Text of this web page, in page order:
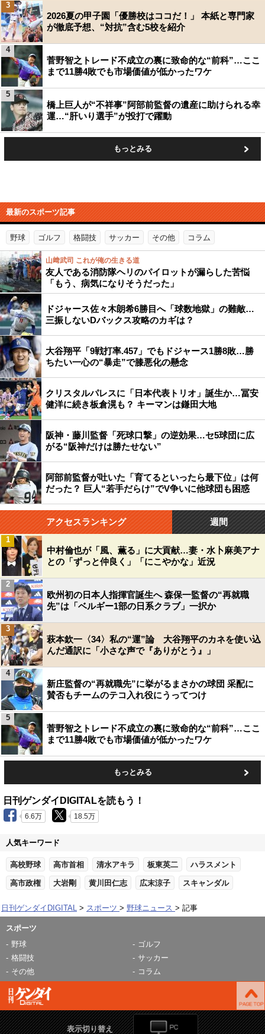
2026夏の甲子園「優勝校はココだ！」 本紙と専門家
が徹底予想、“対抗”含む5校を紹介
3
菅野智之トレード不成立の裏に致命的な“前科”…ここ
まで11勝4敗でも市場価値が低かったワケ
4
橋上巨人が“不祥事”阿部前監督の遺産に助けられる幸
運…“肝いり選手”が投打で躍動
5
もっとみる
最新のスポーツ記事
野球 ゴルフ 格闘技 サッカー その他 コラム
山﨑武司 これが俺の生きる道
友人である消防隊ヘリのパイロットが漏らした苦悩
「もう、病気になりそうだった」
ドジャース佐々木朗希6勝目へ「球数地獄」の難敵…
三振しないDバックス攻略のカギは？
大谷翔平「9戦打率.457」でもドジャース1勝8敗…勝
ちたい一心の“暴走”で膝悪化の懸念
クリスタルパレスに「日本代表トリオ」誕生か…冨安
健洋に続き板倉滉も？ キーマンは鎌田大地
阪神・藤川監督「死球口撃」の逆効果…セ5球団に広
がる“阪神だけは勝たせない”
阿部前監督が吐いた「育てるといったら最下位」は何
だった？ 巨人“若手だらけ”でV争いに他球団も困惑
アクセスランキング 週間
中村倫也が「風、薫る」に大貢献…妻・水卜麻美アナ
との「ずっと仲良く」「にこやかな」近況
1
欧州初の日本人指揮官誕生へ 森保一監督の“再就職
先”は「ベルギー1部の日系クラブ」一択か
2
萩本欽一〈34〉私の“運”論 大谷翔平のカネを使い込
んだ通訳に「小さな声で『ありがとう』」
3
新庄監督の“再就職先”に挙がるまさかの球団 采配に
賛否もチームのテコ入れ役にうってつけ
4
菅野智之トレード不成立の裏に致命的な“前科”…ここ
まで11勝4敗でも市場価値が低かったワケ
5
もっとみる
日刊ゲンダイDIGITALを読もう！
6.6万 18.5万
人気キーワード
高校野球 高市首相 清水アキラ 板東英二 ハラスメント
高市政権 大岩剛 黄川田仁志 広末涼子 スキャンダル
日刊ゲンダイDIGITAL スポーツ 野球ニュース 記事
スポーツ
野球
ゴルフ
格闘技
サッカー
その他
コラム
表示切り替え